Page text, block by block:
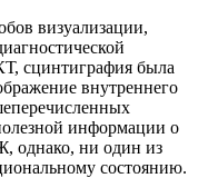
визуализации,
сцинтиграфия была
внутреннего
информации о
однако, ни один из
состоянию.